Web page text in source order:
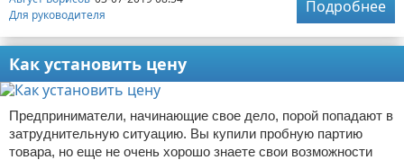
Для руководителя
Подробнее
Как установить цену
Предприниматели, начинающие свое дело, порой попадают в
затруднительную ситуацию. Вы купили пробную партию
товара, но еще не очень хорошо знаете свои возможности